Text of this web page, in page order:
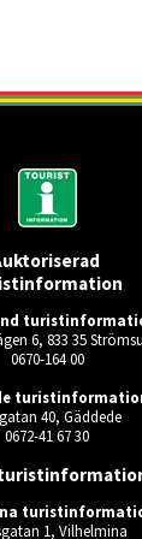
6, 833 35
0670-164 00
40, Gäddede
0672-41 67 30
1, Vilhelmina